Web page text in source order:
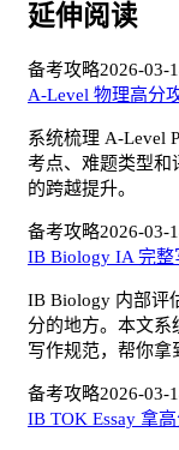
延伸阅读
备考攻略2026-03-
A-Level 物理高分
系统梳理 A-Level
考点、难题类型和
的跨越提升。
备考攻略2026-03-
IB Biology IA 完整
IB Biology 内部评
分的地方。本文系
写作规范，帮你拿
备考攻略2026-03-
IB TOK Essay 拿